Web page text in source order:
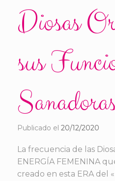
Diosas
sus
Publicado el 20/12/2020
La frecuencia de las
ENERGÍA FEMENINA
creado en esta ERA del